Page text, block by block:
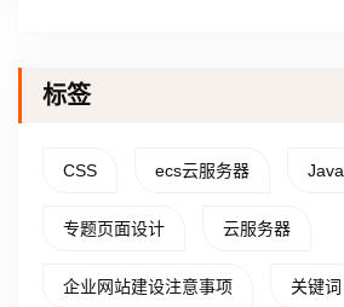
标签
CSS ecs云服务器 Java
专题页面设计 云服务器
企业网站建设注意事项 关键词